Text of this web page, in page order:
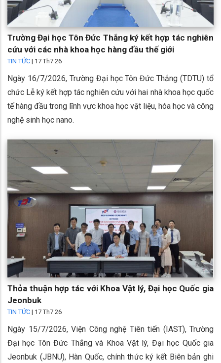
Trường Đại học Tôn Đức Thắng ký kết hợp tác nghiên
cứu với các nhà khoa học hàng đầu thế giới
TIN TỨC | 17 Th7 26
Ngày 16/7/2026, Trường Đại học Tôn Đức Thắng (TDTU) tổ
chức Lễ ký kết hợp tác nghiên cứu với hai nhà khoa học quốc
tế hàng đầu trong lĩnh vực khoa học vật liệu, hóa học và công
nghệ sinh học nano.
Thỏa thuận hợp tác với Khoa Vật lý, Đại học Quốc gia
Jeonbuk
TIN TỨC | 17 Th7 26
Ngày 15/7/2026, Viện Công nghệ Tiên tiến (IAST), Trường
Đại học Tôn Đức Thắng và Khoa Vật lý, Đại học Quốc gia
Jeonbuk (JBNU), Hàn Quốc, chính thức ký kết Biên bản ghi